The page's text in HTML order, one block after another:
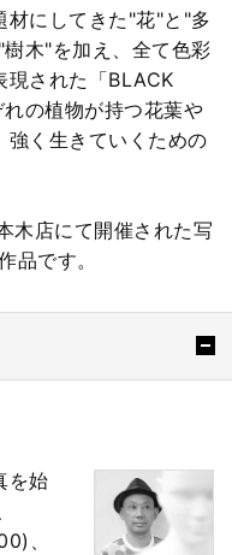
材にしてきた"花"と"多
木"を加え、全て色彩
現された「BLACK
の植物が持つ花葉や
強く生きていくための
木店にて開催された写
品です。
を始
、